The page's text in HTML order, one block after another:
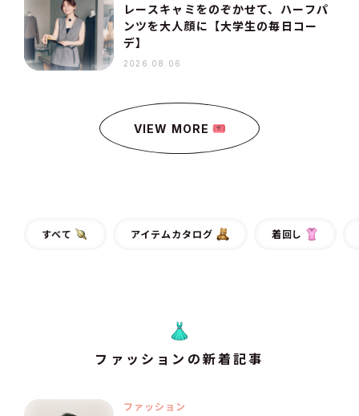
レースキャミをのぞかせて、ハーフパ
ンツを大人顔に【大学生の毎日コー
デ】
2026.08.06
VIEW MORE
すべて アイテムカタログ 着回し
ファッションの新着記事
ファッション